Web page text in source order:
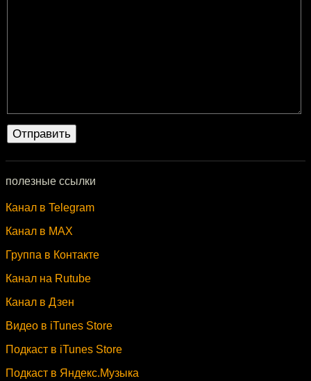
полезные ссылки
Канал в Telegram
Канал в MAX
Группа в Контакте
Канал на Rutube
Канал в Дзен
Видео в iTunes Store
Подкаст в iTunes Store
Подкаст в Яндекс.Музыка